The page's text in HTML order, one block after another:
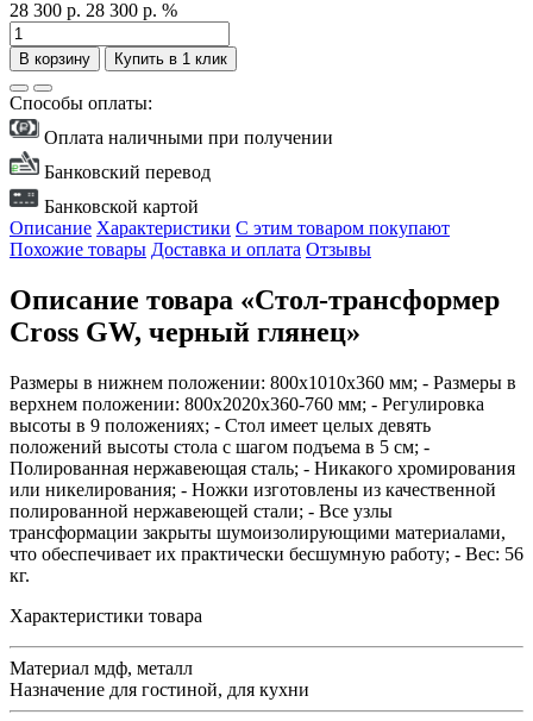
28 300 р. 28 300 р. %
В корзину Купить в 1 клик
Способы оплаты:
Оплата наличными при получении
Банковский перевод
Банковской картой
Описание Характеристики С этим товаром покупают
Похожие товары Доставка и оплата Отзывы
Описание товара «Стол-трансформер
Cross GW, черный глянец»
Размеры в нижнем положении: 800x1010x360 мм; - Размеры в
верхнем положении: 800x2020x360-760 мм; - Регулировка
высоты в 9 положениях; - Стол имеет целых девять
положений высоты стола с шагом подъема в 5 см; -
Полированная нержавеющая сталь; - Никакого хромирования
или никелирования; - Ножки изготовлены из качественной
полированной нержавеющей стали; - Все узлы
трансформации закрыты шумоизолирующими материалами,
что обеспечивает их практически бесшумную работу; - Вес: 56
кг.
Характеристики товара
Материал мдф, металл
Назначение для гостиной, для кухни